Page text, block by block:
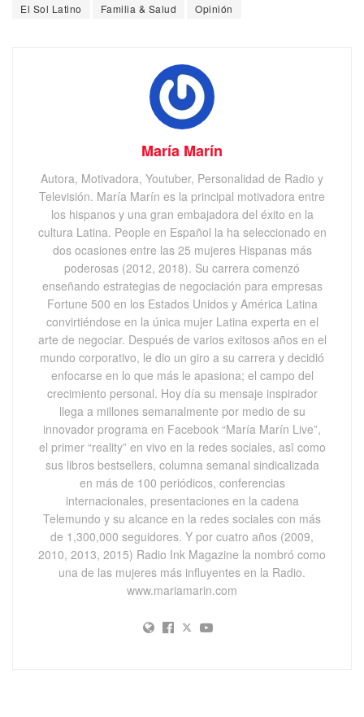
El Sol Latino
Familia & Salud Opinión
María Marín
Autora, Motivadora, Youtuber, Personalidad de Radio y
Televisión. María Marín es la principal motivadora entre
los hispanos y una gran embajadora del éxito en la
cultura Latina. People en Español la ha seleccionado en
dos ocasiones entre las 25 mujeres Hispanas más
poderosas (2012, 2018). Su carrera comenzó
enseñando estrategias de negociación para empresas
Fortune 500 en los Estados Unidos y América Latina
convirtiéndose en la única mujer Latina experta en el
arte de negociar. Después de varios exitosos años en el
mundo corporativo, le dio un giro a su carrera y decidió
enfocarse en lo que más le apasiona; el campo del
crecimiento personal. Hoy día su mensaje inspirador
llega a millones semanalmente por medio de su
innovador programa en Facebook “María Marín Live”,
el primer “reality” en vivo en la redes sociales, asī como
sus libros bestsellers, columna semanal sindicalizada
en más de 100 periódicos, conferencias
internacionales, presentaciones en la cadena
Telemundo y su alcance en la redes sociales con más
de 1,300,000 seguidores. Y por cuatro años (2009,
2010, 2013, 2015) Radio Ink Magazine la nombró como
una de las mujeres más influyentes en la Radio.
www.mariamarin.com